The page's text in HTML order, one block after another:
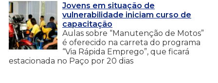
Jovens em situação de
vulnerabilidade iniciam curso de
capacitação
Aulas sobre “Manutenção de Motos”
é oferecido na carreta do programa
“Via Rápida Emprego”, que ficará
estacionada no Paço por 20 dias